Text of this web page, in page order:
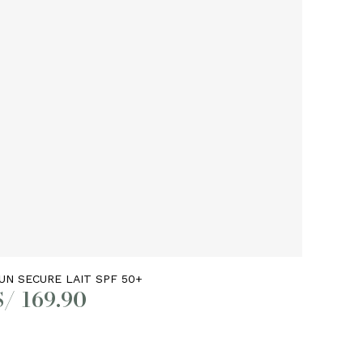
Añadir al carrito
SECURE LAIT SPF 50+
169.90